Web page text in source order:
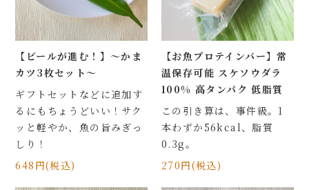
お問合せ
店舗・工場紹介
熊野かまぼこの取り組み
お知らせ一覧
【ビールが進む！】～かま
カツ3枚セット～
ギフトセットなどに追加す
るにもちょうどいい！サク
ッと軽やか、魚の旨みぎっ
しり！
648円(税込)
【お魚プロテインバー】常
温保存可能 スケソウダラ
100% 高タンパク 低脂質
この引き算は、事件級。1
本わずか56kcal、脂質
0.3g。
270円(税込)